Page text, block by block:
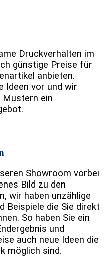
Druckverhalten im
günstige Preise für
anbieten.
Ideen vor und wir
Mustern ein
Showroom vorbei
Bild zu den
wir haben unzählige
Beispiele die Sie direkt
So haben Sie ein
und
auch neue Ideen die
möglich sind.